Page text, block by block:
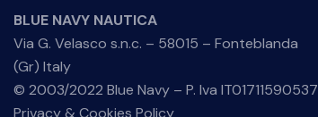
BLUE NAVY NAUTICA
Via G. Velasco s.n.c. – 58015 – Fonteblanda
(Gr) Italy
© 2003/2022 Blue Navy – P. Iva IT01711590537
Privacy & Cookies Policy